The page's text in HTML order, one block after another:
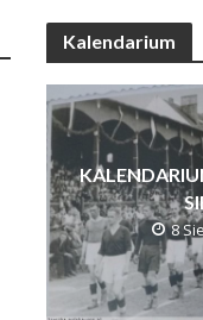
Kalendarium
8